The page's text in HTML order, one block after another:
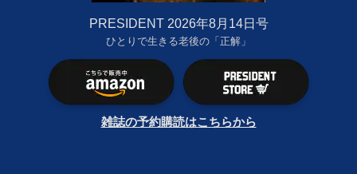
PRESIDENT 2026年8月14日号
ひとりで生きる老後の「正解」
雑誌の予約購読はこちらから